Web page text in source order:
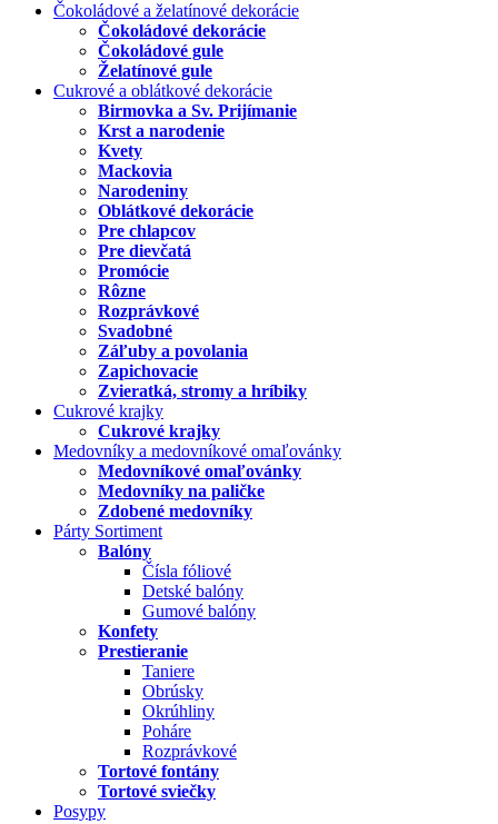
Čokoládové a želatínové dekorácie
Čokoládové dekorácie
Čokoládové gule
Želatínové gule
Cukrové a oblátkové dekorácie
Birmovka a Sv. Prijímanie
Krst a narodenie
Kvety
Mackovia
Narodeniny
Oblátkové dekorácie
Pre chlapcov
Pre dievčatá
Promócie
Rôzne
Rozprávkové
Svadobné
Záľuby a povolania
Zapichovacie
Zvieratká, stromy a hríbiky
Cukrové krajky
Cukrové krajky
Medovníky a medovníkové omaľovánky
Medovníkové omaľovánky
Medovníky na paličke
Zdobené medovníky
Párty Sortiment
Balóny
Čísla fóliové
Detské balóny
Gumové balóny
Konfety
Prestieranie
Taniere
Obrúsky
Okrúhliny
Poháre
Rozprávkové
Tortové fontány
Tortové sviečky
Posypy